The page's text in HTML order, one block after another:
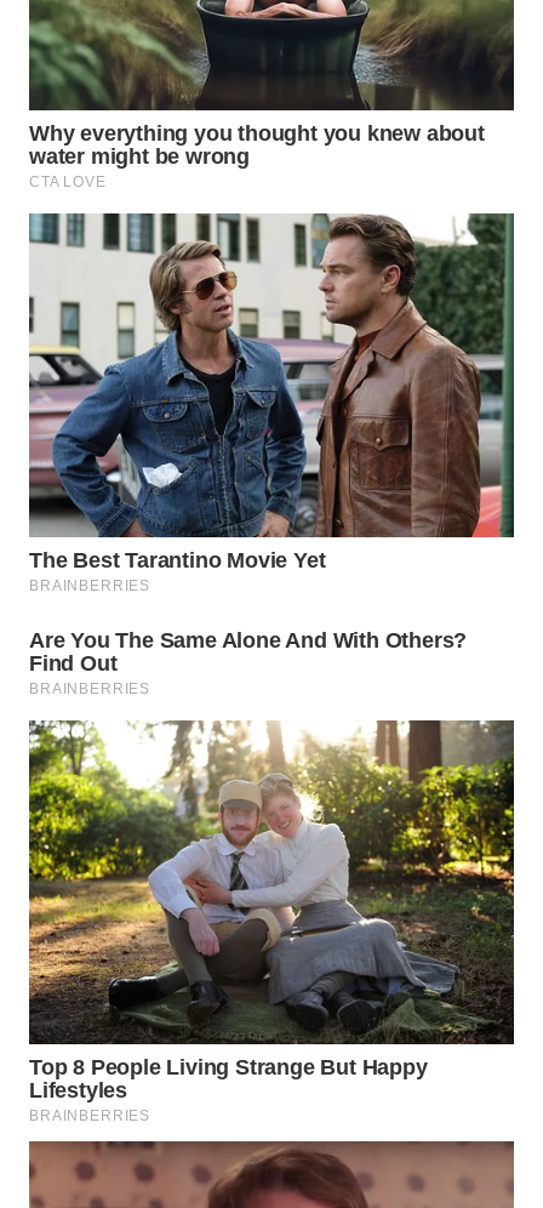
WN
PRIANGAN
TIMUR
WN
SEMARANG
WN
BOROBUDUR
WN
MADURA
WN
NATUNA
WN
BINTAN
WN
MANDALIKA
WN
LIKUPANG
WN
LABUANBAJO
WN
BORNEO
Wahana
Media
Group